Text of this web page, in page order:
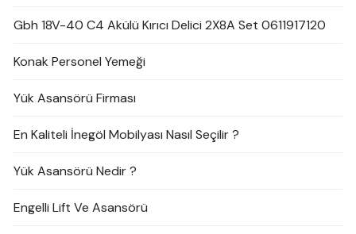
Gbh 18V-40 C4 Akülü Kırıcı Delici 2X8A Set 0611917120
Konak Personel Yemeği
Yük Asansörü Firması
En Kaliteli İnegöl Mobilyası Nasıl Seçilir ?
Yük Asansörü Nedir ?
Engelli Lift Ve Asansörü